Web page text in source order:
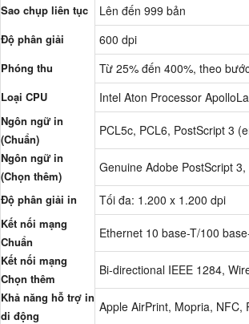
Sao chụp liên tục Lên đến 999 bản
Độ phân giải 600 dpi
Phóng thu Từ 25% đến 400%, theo
Loại CPU Intel Aton Processor
Ngôn ngữ in
(Chuẩn)
PCL5c, PCL6, PostScript 3
Ngôn ngữ in
(Chọn thêm)
Genuine Adobe PostScript
Độ phân giải in Tối đa: 1.200 x 1.200 dpi
Kết nối mạng
Chuẩn
Ethernet 10 base-T/100
Kết nối mạng
Chọn thêm
Bi-directional IEEE 1284,
Khả năng hỗ trợ in
di động
Apple AirPrint, Mopria, NFC,